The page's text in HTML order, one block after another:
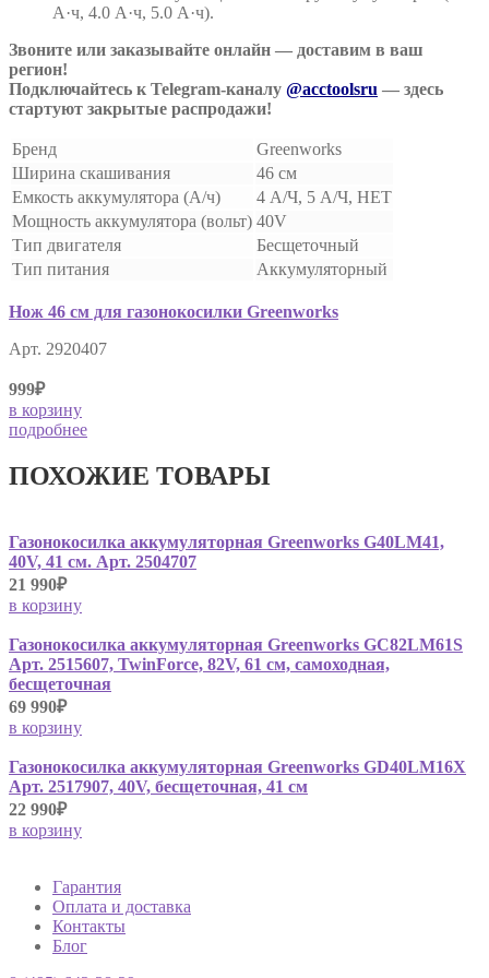
А·ч, 4.0 А·ч, 5.0 А·ч).
Звоните или заказывайте онлайн — доставим в ваш
регион!
Подключайтесь к Telegram-каналу @acctoolsru — здесь
стартуют закрытые распродажи!
Бренд
Greenworks
Ширина скашивания
46 см
Емкость аккумулятора (А/ч)
4 А/Ч, 5 А/Ч, НЕТ
Мощность аккумулятора (вольт) 40V
Тип двигателя
Бесщеточный
Тип питания
Аккумуляторный
Нож 46 см для газонокосилки Greenworks
Арт. 2920407
999₽
в корзину
подробнее
ПОХОЖИЕ ТОВАРЫ
Газонокосилка аккумуляторная Greenworks G40LM41,
40V, 41 см. Арт. 2504707
21 990₽
в корзину
Газонокосилка аккумуляторная Greenworks GC82LM61S
Арт. 2515607, TwinForce, 82V, 61 см, самоходная,
бесщеточная
69 990₽
в корзину
Газонокосилка аккумуляторная Greenworks GD40LM16X
Арт. 2517907, 40V, бесщеточная, 41 см
22 990₽
в корзину
Гарантия
Оплата и доставка
Контакты
Блог